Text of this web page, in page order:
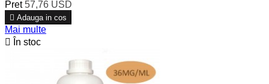
Pret 57,76 USD
 Adauga in cos
Mai multe

În stoc